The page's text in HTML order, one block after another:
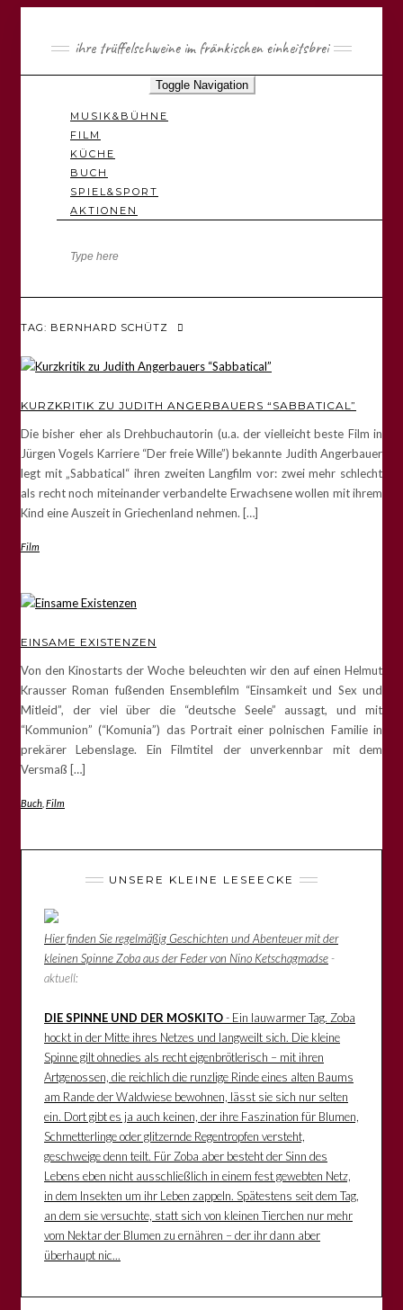
ihre trüffelschweine im fränkischen einheitsbrei
Toggle Navigation
MUSIK&BÜHNE
FILM
KÜCHE
BUCH
SPIEL&SPORT
AKTIONEN
TAG: BERNHARD SCHÜTZ
KURZKRITIK ZU JUDITH ANGERBAUERS “SABBATICAL”
Die bisher eher als Drehbuchautorin (u.a. der vielleicht beste Film in
Jürgen Vogels Karriere “Der freie Wille”) bekannte Judith Angerbauer
legt mit „Sabbatical“ ihren zweiten Langfilm vor: zwei mehr schlecht
als recht noch miteinander verbandelte Erwachsene wollen mit ihrem
Kind eine Auszeit in Griechenland nehmen. […]
Film
EINSAME EXISTENZEN
Von den Kinostarts der Woche beleuchten wir den auf einen Helmut
Krausser Roman fußenden Ensemblefilm “Einsamkeit und Sex und
Mitleid”, der viel über die “deutsche Seele” aussagt, und mit
“Kommunion” (“Komunia”) das Portrait einer polnischen Familie in
prekärer Lebenslage. Ein Filmtitel der unverkennbar mit dem
Versmaß […]
Buch Film
UNSERE KLEINE LESEECKE
Hier finden Sie regelmäßig Geschichten und Abenteuer mit der
kleinen Spinne Zoba aus der Feder von Nino Ketschagmadse-
aktuell:
DIE SPINNE UND DER MOSKITO- Ein lauwarmer Tag. Zoba
hockt in der Mitte ihres Netzes und langweilt sich. Die kleine
Spinne gilt ohnedies als recht eigenbrötlerisch – mit ihren
Artgenossen, die reichlich die runzlige Rinde eines alten Baums
am Rande der Waldwiese bewohnen, lässt sie sich nur selten
ein. Dort gibt es ja auch keinen, der ihre Faszination für Blumen,
Schmetterlinge oder glitzernde Regentropfen versteht,
geschweige denn teilt. Für Zoba aber besteht der Sinn des
Lebens eben nicht ausschließlich in einem fest gewebten Netz,
in dem Insekten um ihr Leben zappeln. Spätestens seit dem Tag,
an dem sie versuchte, statt sich von kleinen Tierchen nur mehr
vom Nektar der Blumen zu ernähren – der ihr dann aber
überhaupt nic...